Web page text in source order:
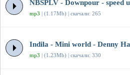
NBSPLV - Downpour - speed
mp3 | (1.17Mb) | скачали: 265
Indila - Mini world - Denny
mp3 | (1.23Mb) | скачали: 330